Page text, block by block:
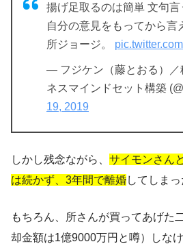
揚げ足取るのは簡単 文句言
自分の意見をもってから言
所ジョージ。
— フジケン（藤とおる）／
ネスマインドセット構築
19, 2019
しかし残念ながら、 サイモンさん
は続かず、3年間で離婚してしまっ
もちろん、所さんが買ってあげた
却金額は1億9000万円と噂）しな